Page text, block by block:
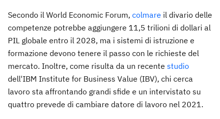
Secondo il World Economic Forum, colmare il divario delle
competenze potrebbe aggiungere 11,5 trilioni di dollari al
PIL globale entro il 2028, ma i sistemi di istruzione e
formazione devono tenere il passo con le richieste del
mercato. Inoltre, come risulta da un recente studio
dell'IBM Institute for Business Value (IBV), chi cerca
lavoro sta affrontando grandi sfide e un intervistato su
quattro prevede di cambiare datore di lavoro nel 2021.